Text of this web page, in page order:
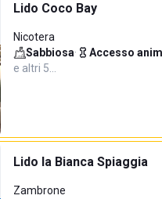
Lido Coco Bay
Nicotera
Sabbiosa· Accesso
e altri 5…
Lido la Bianca Spiaggia
Zambrone